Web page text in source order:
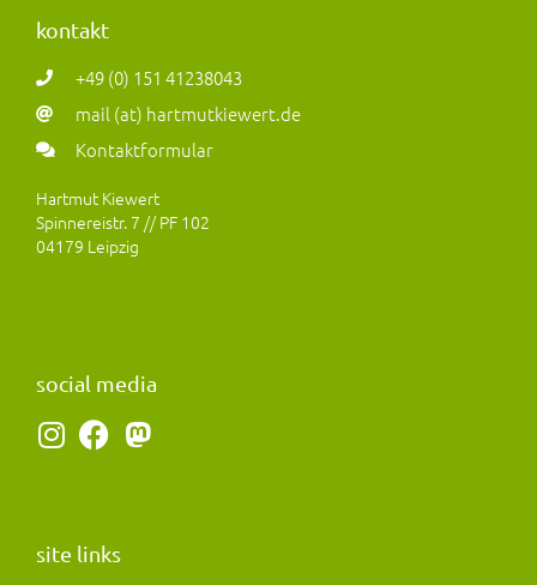
kontakt
+49 (0) 151 41238043
mail (at) hartmutkiewert.de
Kontaktformular
Hartmut Kiewert
Spinnereistr. 7 // PF 102
04179 Leipzig
social media
I
a
F
b
M
site links